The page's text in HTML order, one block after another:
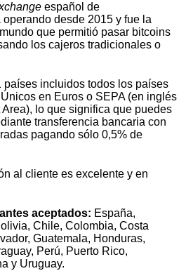
español de
desde 2015 y fue la
que permitió pasar bitcoins
los cajeros tradicionales o
países incluidos todos los países
en Euros o SEPA (en inglés
lo que significa que puedes
transferencia bancaria con
pagando sólo 0,5% de
al cliente es excelente y en
aceptados: España,
Chile, Colombia, Costa
Guatemala, Honduras,
Perú, Puerto Rico,
y Uruguay.